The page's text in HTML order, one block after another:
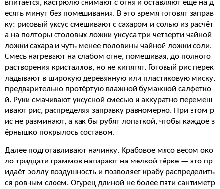
впитается, кастрюлю снимают с огня и оставляют ещё на д
есять минут без помешивания. В это время готовят заправ
ку: рисовый уксус смешивают с сахаром и солью из расчёт
а на полторы столовых ложки уксуса три четверти чайной
ложки сахара и чуть менее половины чайной ложки соли.
Смесь нагревают на слабом огне, помешивая, до полного
растворения кристаллов, но не кипятят. Готовый рис перек
ладывают в широкую деревянную или пластиковую миску,
предварительно протёртую влажной бумажной салфетко
й. Руки смачивают уксусной смесью и аккуратно перемеш
ивают рис, распределяя заправку равномерно. При этом р
ис не разминают, а как бы рубят лопаткой, чтобы каждое з
ёрнышко покрылось составом.
Далее подготавливают начинку. Крабовое мясо весом око
ло тридцати граммов натирают на мелкой тёрке — это пр
идаёт роллу воздушность и позволяет крабу распределить
ся ровным слоем. Огурец длиной не более пяти сантиметр